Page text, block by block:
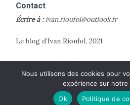
Contact
Écrire à :ivan.rioufol@outlook.fr
Le blog d’Ivan Rioufol, 2021
Mentions Légales
Nous utilisons des cookies pour
expérience sur notre
Ok
Politique de